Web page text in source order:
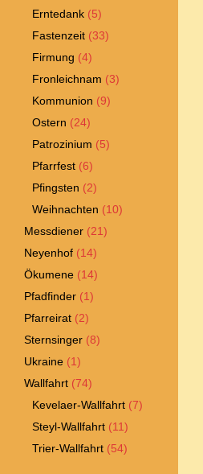
Erntedank (5)
Fastenzeit (33)
Firmung (4)
Fronleichnam (3)
Kommunion (9)
Ostern (24)
Patrozinium (5)
Pfarrfest (6)
Pfingsten (2)
Weihnachten (10)
Messdiener (21)
Neyenhof (14)
Ökumene (14)
Pfadfinder (1)
Pfarreirat (2)
Sternsinger (8)
Ukraine (1)
Wallfahrt (74)
Kevelaer-Wallfahrt (7)
Steyl-Wallfahrt (11)
Trier-Wallfahrt (54)